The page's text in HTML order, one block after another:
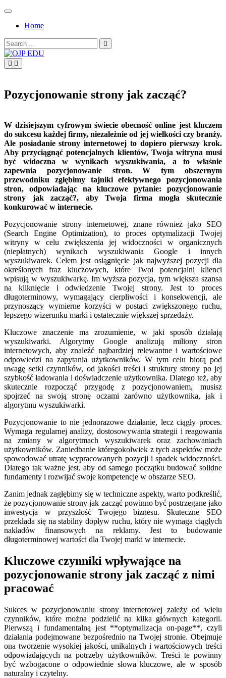
Skip
contentHome
Search
for:
Pozycjonowanie strony jak zacząć?
W dzisiejszym cyfrowym świecie obecność online jest kluczem
do sukcesu każdej firmy, niezależnie od jej wielkości czy branży.
Ale posiadanie strony internetowej to dopiero pierwszy krok.
Aby przyciągnąć potencjalnych klientów, Twoja witryna musi
być widoczna w wynikach wyszukiwania, a to właśnie
zapewnia pozycjonowanie stron. W tym obszernym
przewodniku zgłębimy tajniki efektywnego pozycjonowania
stron, odpowiadając na kluczowe pytanie: pozycjonowanie
strony jak zacząć?, aby Twoja firma mogła skutecznie
konkurować w internecie.
Pozycjonowanie strony internetowej, znane również jako SEO
(Search Engine Optimization), to proces optymalizacji Twojej
witryny w celu zwiększenia jej widoczności w organicznych
(niepłatnych) wynikach wyszukiwania Google i innych
wyszukiwarek. Celem jest osiągnięcie jak najwyższej pozycji dla
określonych fraz kluczowych, które Twoi potencjalni klienci
wpisują w wyszukiwarkę. Im wyższa pozycja, tym większa szansa
na kliknięcie i odwiedzenie Twojej strony. Jest to proces
długoterminowy, wymagający cierpliwości i konsekwencji, ale
przynoszący wymierne korzyści w postaci zwiększonego ruchu,
lepszego wizerunku marki i ostatecznie większej sprzedaży.
Kluczowe znaczenie ma zrozumienie, w jaki sposób działają
wyszukiwarki. Algorytmy Google analizują miliony stron
internetowych, aby znaleźć najbardziej relewantne i wartościowe
odpowiedzi na zapytania użytkowników. W tym celu biorą pod
uwagę setki czynników, od jakości treści i struktury strony po jej
szybkość ładowania i doświadczenie użytkownika. Dlatego też, aby
skutecznie rozpocząć przygodę z pozycjonowaniem, musisz
spojrzeć na swoją stronę oczami zarówno użytkownika, jak i
algorytmu wyszukiwarki.
Pozycjonowanie to nie jednorazowe działanie, lecz ciągły proces.
Wymaga regularnej analizy, dostosowywania strategii i reagowania
na zmiany w algorytmach wyszukiwarek oraz zachowaniach
użytkowników. Zaniedbanie któregokolwiek z tych aspektów może
spowodować utratę wypracowanych pozycji i spadek widoczności.
Dlatego tak ważne jest, aby od samego początku budować solidne
fundamenty i rozwijać swoje kompetencje w obszarze SEO.
Zanim jednak zagłębimy się w techniczne aspekty, warto podkreślić,
że pozycjonowanie strony jak zacząć powinno być postrzegane jako
inwestycja w przyszłość Twojego biznesu. Skuteczne SEO
przekłada się na stabilny dopływ ruchu, który nie wymaga ciągłych
nakładów finansowych na reklamy. Jest to budowanie
długoterminowej wartości dla Twojej marki w internecie.
Kluczowe czynniki wpływające na
pozycjonowanie strony jak zacząć z nimi
pracować
Sukces w pozycjonowaniu strony internetowej zależy od wielu
czynników, które można podzielić na kilka głównych kategorii.
Pierwszą i fundamentalną jest **optymalizacja on-page**, czyli
działania podejmowane bezpośrednio na Twojej stronie. Obejmuje
ona tworzenie wysokiej jakości, unikalnych i wartościowych treści
odpowiadających na potrzeby użytkowników. Treści te powinny
być wzbogacone o odpowiednie słowa kluczowe, ale w sposób
naturalny i czytelny.